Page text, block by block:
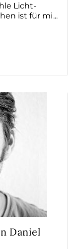
Licht-
ist für mi
Daniel